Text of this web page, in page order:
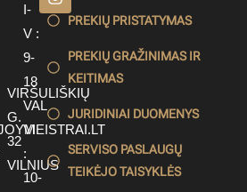
VIRŠULIŠKIŲ
G.
32
VILNIUS
I-
V :
9-
18
VAL
VI
:
10-
PREKIŲ PRISTATYMAS
PREKIŲ GRAŽINIMAS IR
KEITIMAS
JURIDINIAI DUOMENYS
SERVISO PASLAUGŲ
TEIKĖJO TAISYKLĖS